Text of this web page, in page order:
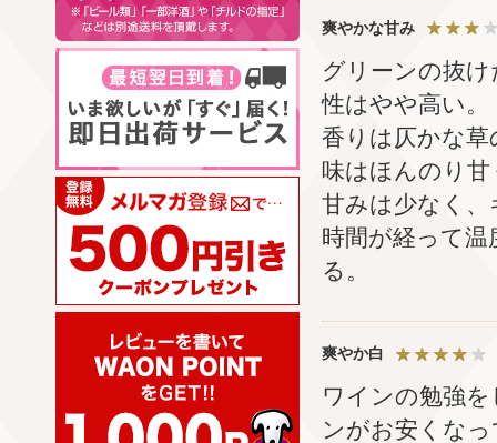
爽やかな甘み
グリーンの抜
性はやや高い。
香りは仄かな
味はほんのり
甘みは少なく
時間が経って
る。
爽やか白
ワインの勉強
ンがお安くな